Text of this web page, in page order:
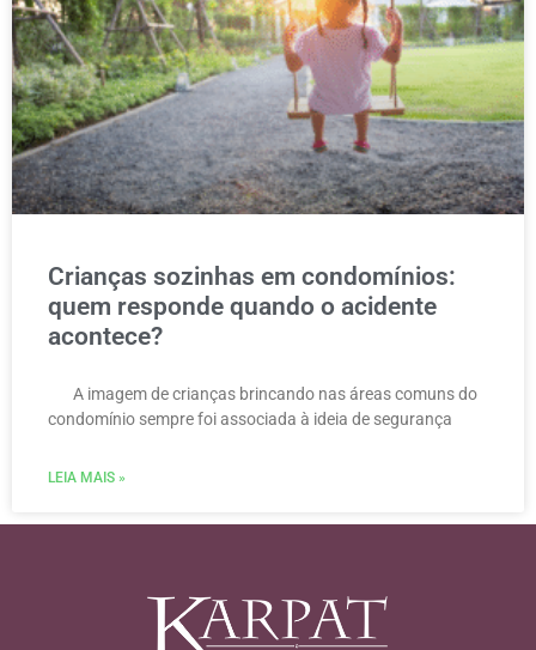
Crianças sozinhas em condomínios:
quem responde quando o acidente
acontece?
A imagem de crianças brincando nas áreas comuns do
condomínio sempre foi associada à ideia de segurança
LEIA MAIS »